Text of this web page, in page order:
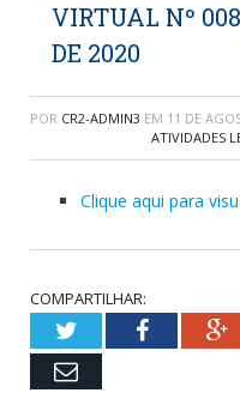
VIRTUAL Nº
DE 2020
POR CR2-ADMIN3 EM 11 DE
ATIVIDADES
Clique aqui para
COMPARTILHAR:
TwitterFacebook
Email